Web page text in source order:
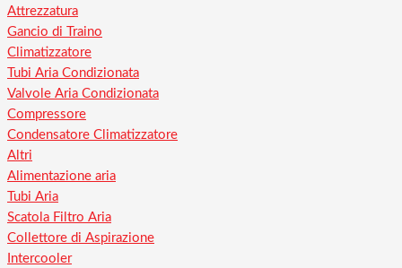
Attrezzatura
Gancio di Traino
Climatizzatore
Tubi Aria Condizionata
Valvole Aria Condizionata
Compressore
Condensatore Climatizzatore
Altri
Alimentazione aria
Tubi Aria
Scatola Filtro Aria
Collettore di Aspirazione
Intercooler